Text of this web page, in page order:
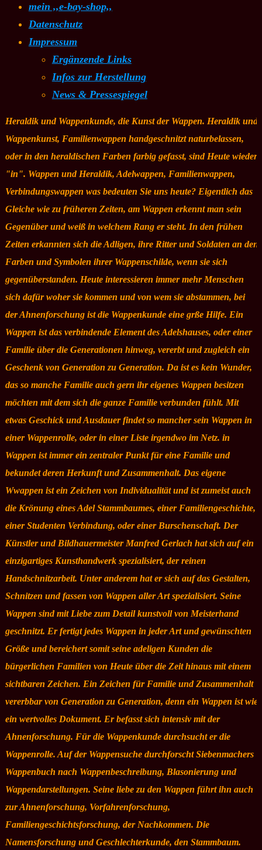
mein ,,e-bay-shop,,
Datenschutz
Impressum
Ergänzende Links
Infos zur Herstellung
News & Pressespiegel
Heraldik und Wappenkunde, die Kunst der Wappen. Heraldik und
Wappenkunst, Familienwappen handgeschnitzt naturbelassen,
oder in den heraldischen Farben farbig gefasst, sind Heute wieder
"in". Wappen und Heraldik, Adelwappen, Familienwappen,
Verbindungswappen was bedeuten Sie uns heute? Eigentlich das
Gleiche wie zu früheren Zeiten, am Wappen erkennt man sein
Gegenüber und weiß in welchem Rang er steht. In den frühen
Zeiten erkannten sich die Adligen, ihre Ritter und Soldaten an den
Farben und Symbolen ihrer Wappenschilde, wenn sie sich
gegenüberstanden. Heute interessieren immer mehr Menschen
sich dafür woher sie kommen und von wem sie abstammen, bei
der Ahnenforschung ist die Wappenkunde eine grße Hilfe. Ein
Wappen ist das verbindende Element des Adelshauses, oder einer
Familie über die Generationen hinweg, vererbt und zugleich ein
Geschenk von Generation zu Generation. Da ist es kein Wunder,
das so manche Familie auch gern ihr eigenes Wappen besitzen
möchten mit dem sich die ganze Familie verbunden fühlt. Mit
etwas Geschick und Ausdauer findet so mancher sein Wappen in
einer Wappenrolle, oder in einer Liste irgendwo im Netz. in
Wappen ist immer ein zentraler Punkt für eine Familie und
bekundet deren Herkunft und Zusammenhalt. Das eigene
Wwappen ist ein Zeichen von Individualität und ist zumeist auch
die Krönung eines Adel Stammbaumes, einer Familiengeschichte,
einer Studenten Verbindung, oder einer Burschenschaft. Der
Künstler und Bildhauermeister Manfred Gerlach hat sich auf ein
einzigartiges Kunsthandwerk spezialisiert, der reinen
Handschnitzarbeit. Unter anderem hat er sich auf das Gestalten,
Schnitzen und fassen von Wappen aller Art spezialisiert. Seine
Wappen sind mit Liebe zum Detail kunstvoll von Meisterhand
geschnitzt. Er fertigt jedes Wappen in jeder Art und gewünschten
Größe und bereichert somit seine adeligen Kunden die
bürgerlichen Familien von Heute über die Zeit hinaus mit einem
sichtbaren Zeichen. Ein Zeichen für Familie und Zusammenhalt
vererbbar von Generation zu Generation, denn ein Wappen ist wie
ein wertvolles Dokument. Er befasst sich intensiv mit der
Ahnenforschung. Für die Wappenkunde durchsucht er die
Wappenrolle. Auf der Wappensuche durchforscht Siebenmachers
Wappenbuch nach Wappenbeschreibung, Blasonierung und
Wappendarstellungen. Seine liebe zu den Wappen führt ihn auch
zur Ahnenforschung, Vorfahrenforschung,
Familiengeschichtsforschung, der Nachkommen. Die
Namensforschung und Geschlechterkunde, den Stammbaum.